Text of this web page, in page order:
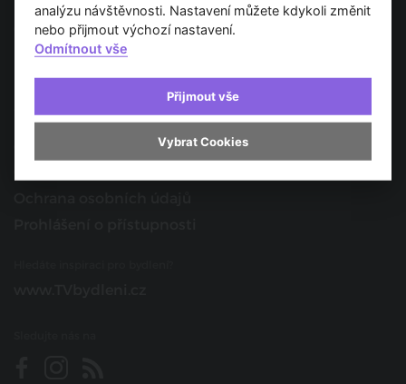
O nás
Provozovatel
Kontakt
Spolupracujte s námi
analýzu návštěvnosti. Nastavení můžete kdykoli změnit
nebo přijmout výchozí nastavení.
Odmítnout vše
Přijmout vše
Vybrat Cookies